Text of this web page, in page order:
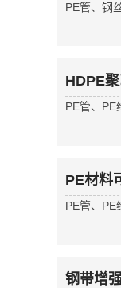
PE管、钢
HDPE
PE管、PE
PE材料
PE管、PE
钢带增